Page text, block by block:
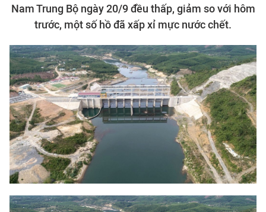
Nam Trung Bộ ngày 20/9 đều thấp, giảm so với hôm
trước, một số hồ đã xấp xỉ mực nước chết.